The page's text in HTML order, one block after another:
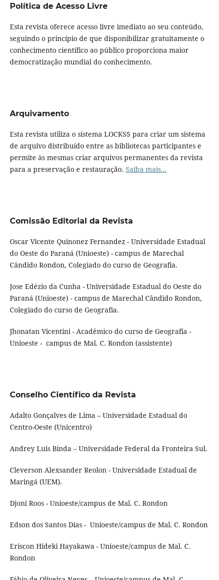
Política de Acesso Livre
Esta revista oferece acesso livre imediato ao seu conteúdo,
seguindo o princípio de que disponibilizar gratuitamente o
conhecimento científico ao público proporciona maior
democratização mundial do conhecimento.
Arquivamento
Esta revista utiliza o sistema LOCKSS para criar um sistema
de arquivo distribuído entre as bibliotecas participantes e
permite às mesmas criar arquivos permanentes da revista
para a preservação e restauração. Saiba mais...
Comissão Editorial da Revista
Oscar Vicente Quinonez Fernandez - Universidade Estadual
do Oeste do Paraná (Unioeste) - campus de Marechal
Cândido Rondon, Colegiado do curso de Geografia.
Jose Edézio da Cunha - Universidade Estadual do Oeste do
Paraná (Unioeste) - campus de Marechal Cândido Rondon,
Colegiado do curso de Geografia.
Jhonatan Vicentini - Acadêmico do curso de Geografia -
Unioeste - campus de Mal. C. Rondon (assistente)
Conselho Científico da Revista
Adalto Gonçalves de Lima – Universidade Estadual do
Centro-Oeste (Unicentro)
Andrey Luis Binda – Universidade Federal da Fronteira Sul.
Cleverson Alexsander Reolon - Universidade Estadual de
Maringá (UEM).
Djoni Roos - Unioeste/campus de Mal. C. Rondon
Edson dos Santos Dias - Unioeste/campus de Mal. C. Rondon
Eriscon Hideki Hayakawa - Unioeste/campus de Mal. C.
Rondon